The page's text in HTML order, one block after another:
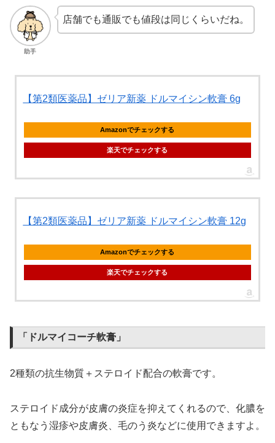
助手
店舗でも通販でも値段は同じくらいだね。
【第2類医薬品】ゼリア新薬 ドルマイシン軟膏 6g
Amazonでチェックする
楽天でチェックする
【第2類医薬品】ゼリア新薬 ドルマイシン軟膏 12g
Amazonでチェックする
楽天でチェックする
「ドルマイコーチ軟膏」
2種類の抗生物質＋ステロイド配合の軟膏です。
ステロイド成分が皮膚の炎症を抑えてくれるので、化膿を
ともなう湿疹や皮膚炎、毛のう炎などに使用できますよ。